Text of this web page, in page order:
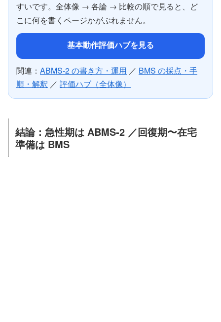
すいです。全体像 → 各論 → 比較の順で見ると、ど
こに何を書くページかがぶれません。
基本動作評価ハブを見る
関連： ABMS-2 の書き方・運用 ／ BMS の採点・手
順・解釈 ／ 評価ハブ（全体像）
結論：急性期は ABMS-2 ／回復期〜在宅
準備は BMS